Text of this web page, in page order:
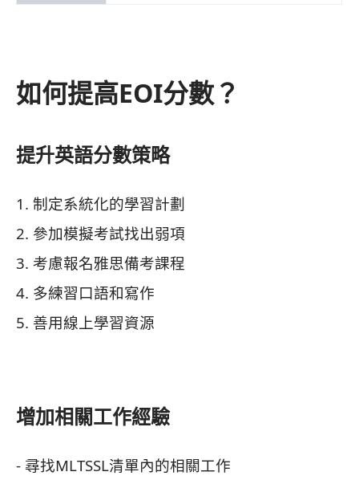
如何提高EOI分數？
提升英語分數策略
1. 制定系統化的學習計劃
2. 參加模擬考試找出弱項
3. 考慮報名雅思備考課程
4. 多練習口語和寫作
5. 善用線上學習資源
增加相關工作經驗
- 尋找MLTSSL清單內的相關工作